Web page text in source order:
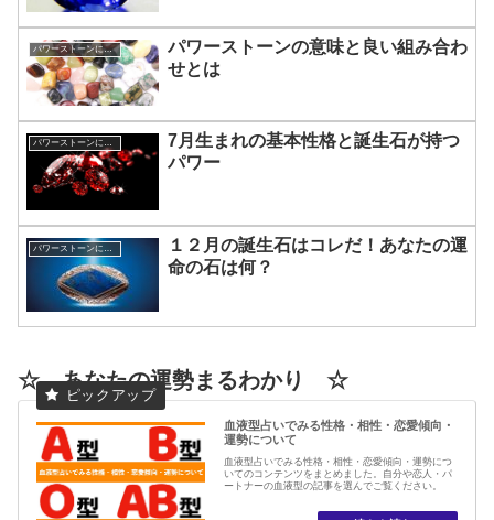
パワーストーンについて
パワーストーンの意味と良い組み合わ
せとは
パワーストーンについて
7月生まれの基本性格と誕生石が持つ
パワー
１２月の誕生石はコレだ！あなたの運
命の石は何？
☆ あなたの運勢まるわかり ☆
血液型占いでみる性格・相性・恋愛傾向・
運勢について
血液型占いでみる性格・相性・恋愛傾向・運勢につ
いてのコンテンツをまとめました。自分や恋人・パ
ートナーの血液型の記事を選んでご覧ください。